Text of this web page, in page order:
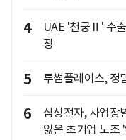
4
UAE '천궁Ⅱ' 수
장
5 투썸플레이스, 정
6
삼성전자, 사업장
잃은 초기업 노조